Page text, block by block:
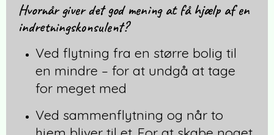
Hvornår giver det god mening at få hjælp af en
indretningskonsulent?
Ved flytning fra en større bolig til
en mindre – for at undgå at tage
for meget med
Ved sammenflytning og når to